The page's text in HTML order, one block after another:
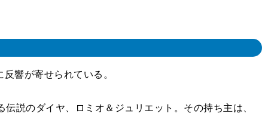
響が寄せられている。
説のダイヤ、ロミオ＆ジュリエット。その持ち主は、